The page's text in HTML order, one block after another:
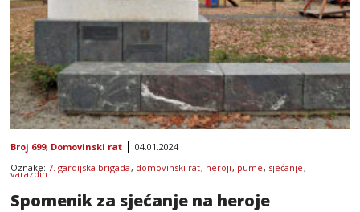
Broj 699, Domovinski rat
04.01.2024
Oznake: 7. gardijska brigada , domovinski rat, heroji , pume , sjećanje ,
varazdin
Spomenik za sjećanje na heroje